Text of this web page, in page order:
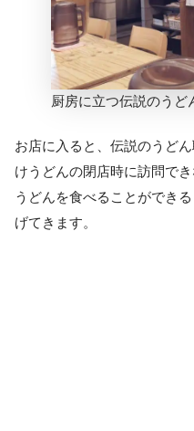
厨房に立つ伝説のうど
お店に入ると、伝説のうど
けうどんの閉店時に訪問で
うどんを食べることができ
げてきます。